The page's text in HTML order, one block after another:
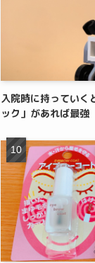
入院時に持っていく
ック」があれば最強